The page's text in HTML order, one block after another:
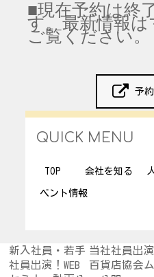
■現在予約は終
す。最新情報
ご覧ください。
予
QUICK MENU
TOP 会社を知る
ベント情報
新入社員・若手
社員出演！WEB
当社社員出演
百貨店協会